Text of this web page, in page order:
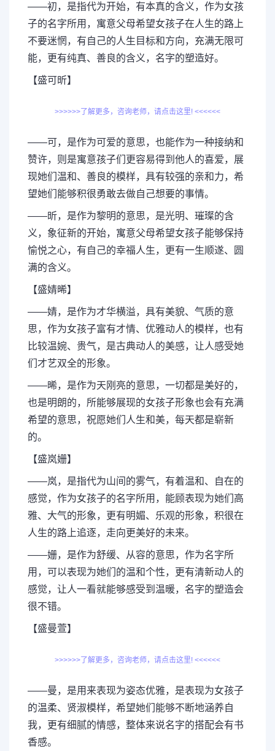
——初，是指代为开始，有本真的含义，作为女孩
子的名字所用，寓意父母希望女孩子在人生的路上
不要迷惘，有自己的人生目标和方向，充满无限可
能，更有纯真、善良的含义，名字的塑造好。
【盛可昕】
>>>>>>了解更多，咨询老师，请点击这里! <<<<<<
——可，是作为可爱的意思，也能作为一种接纳和
赞许，则是寓意孩子们更容易得到他人的喜爱，展
现她们温和、善良的模样，具有较强的亲和力，希
望她们能够积很勇敢去做自己想要的事情。
——昕，是作为黎明的意思，是光明、璀璨的含
义，象征新的开始，寓意父母希望女孩子能够保持
愉悦之心，有自己的幸福人生，更有一生顺遂、圆
满的含义。
【盛婧晞】
——婧，是作为才华横溢，具有美貌、气质的意
思，作为女孩子富有才情、优雅动人的模样，也有
比较温婉、贵气，是古典动人的美感，让人感受她
们才艺双全的形象。
——晞，是作为天刚亮的意思，一切都是美好的，
也是明朗的，所能够展现的女孩子形象也会有充满
希望的意思，祝愿她们人生和美，每天都是崭新
的。
【盛岚姗】
——岚，是指代为山间的雾气，有着温和、自在的
感觉，作为女孩子的名字所用，能顾表现为她们高
雅、大气的形象，更有明媚、乐观的形象，积很在
人生的路上追逐，走向更美好的未来。
——姗，是作为舒缓、从容的意思，作为名字所
用，可以表现为她们的温和个性，更有清新动人的
感觉，让人一看就能够感受到温暖，名字的塑造会
很不错。
【盛曼萱】
>>>>>>了解更多，咨询老师，请点击这里! <<<<<<
——曼，是用来表现为姿态优雅，是表现为女孩子
的温柔、贤淑模样，希望她们能够不断地涵养自
我，更有细腻的情感，整体来说名字的搭配会有书
香感。